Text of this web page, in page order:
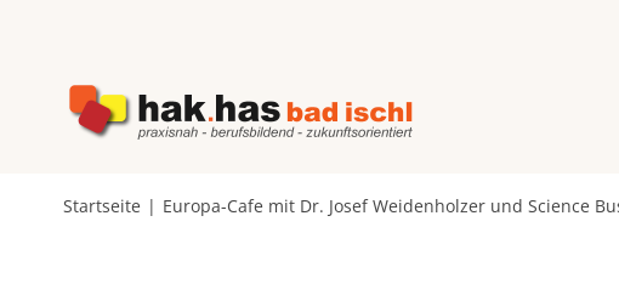
Startseite Europa-Cafe mit Dr. Josef Weidenholzer und Science